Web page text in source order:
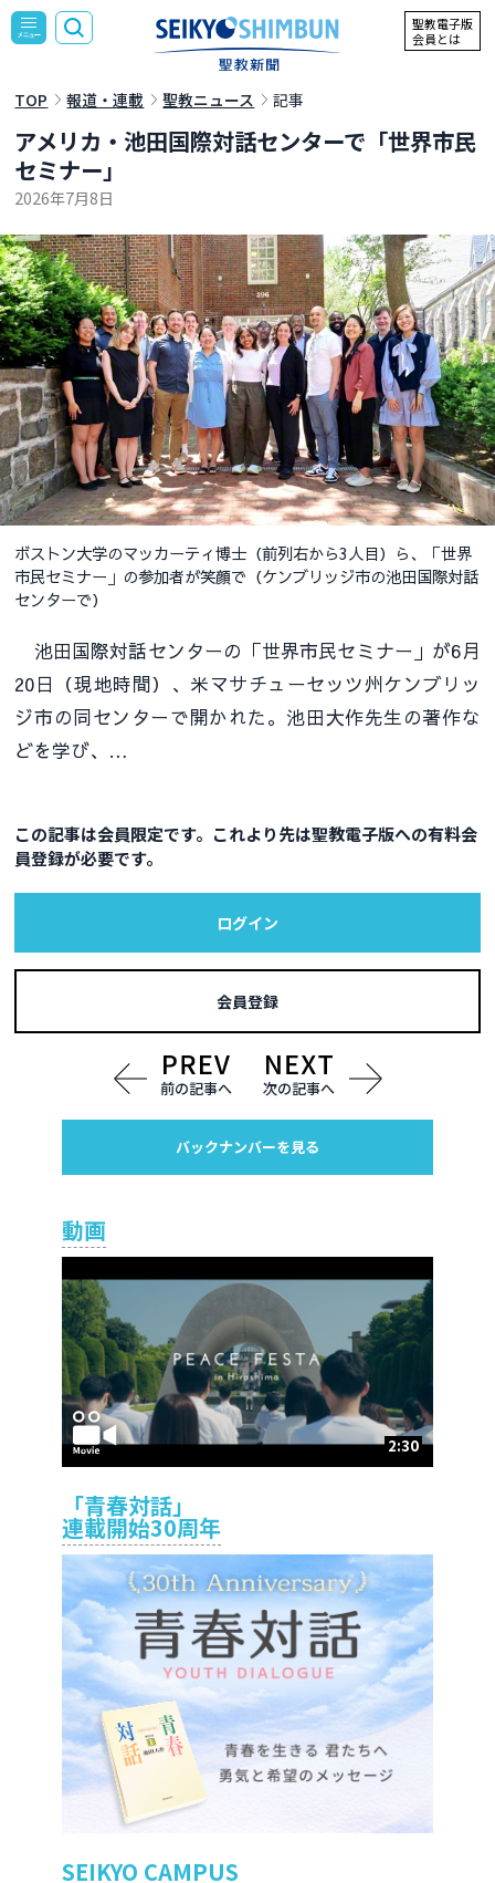
聖教電子版
会員とは
TOP 報道・連載 聖教ニュース 記事
アメリカ・池田国際対話センターで「世界市民
セミナー」
2026年7月8日
ボストン大学のマッカーティ博士（前列右から3人目）ら、「世界
市民セミナー」の参加者が笑顔で（ケンブリッジ市の池田国際対話
センターで）
池田国際対話センターの「世界市民セミナー」が6月
20日（現地時間）、米マサチューセッツ州ケンブリッ
ジ市の同センターで開かれた。池田大作先生の著作な
どを学び、…
この記事は会員限定です。これより先は聖教電子版への有料会
員登録が必要です。
ログイン
会員登録
前の記事へ 次の記事へ
バックナンバーを見る
動画
2:30
「青春対話」
連載開始30周年
SEIKYO CAMPUS